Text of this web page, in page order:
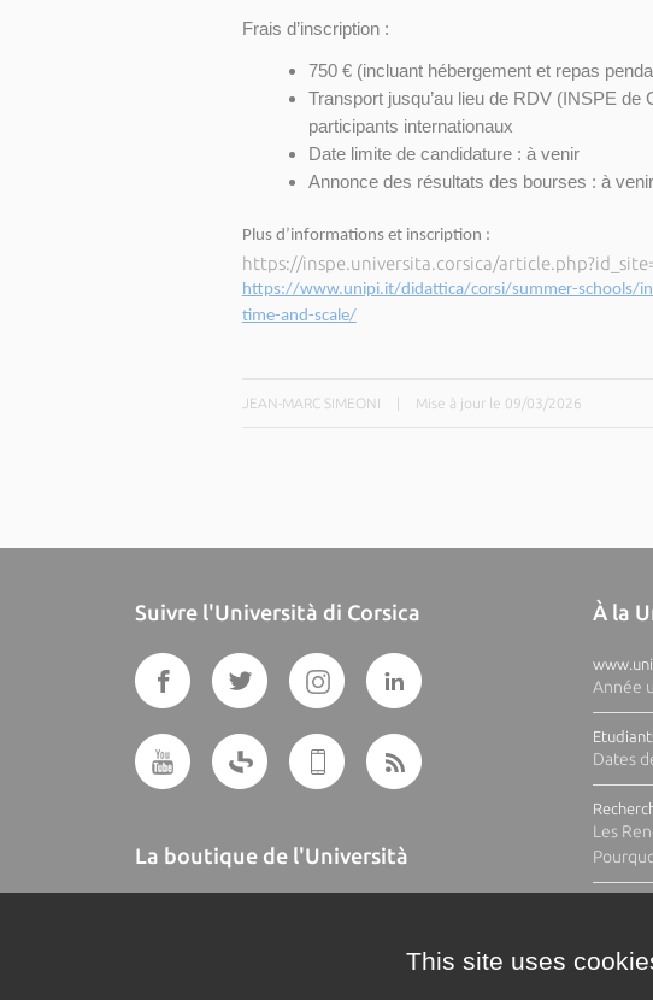
Frais d’inscription :
750 € (incluant hébergement et repas
Transport jusqu’au lieu de RDV (INSPE
participants internationaux
Date limite de candidature : à venir
Annonce des résultats des bourses : à venir
Plus d’informations et inscription :
https://inspe.universita.corsica/
https://www.unipi.it/didattica/corsi/summer-schools/
time-and-scale/
JEAN-MARC SIMEONI Mise à jour le 09/03/2026
Suivre l'Università di Corsica
La boutique de l'Università
À la
Année
Dates
Les
This site uses